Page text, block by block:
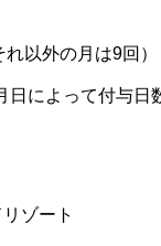
以外の月は9回）
によって付与日
ゾート